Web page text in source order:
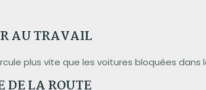
AU TRAVAIL
plus vite que les voitures bloquées dans
DE LA ROUTE